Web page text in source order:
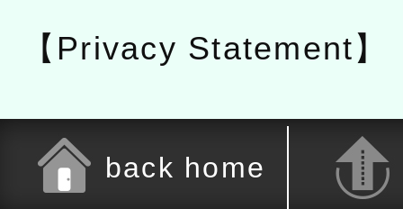
【Privacy Statement】
back home